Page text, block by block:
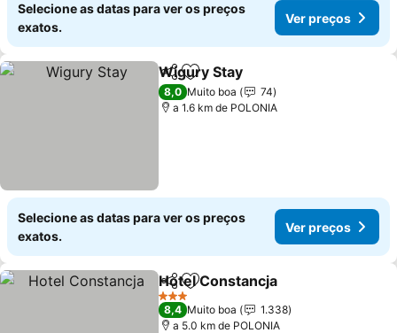
Selecione as datas para ver os preços
exatos.
Ver preços
PartilharAdicionar aos favoritos
Wigury Stay
8,0 Muito boa
74
a 1.6 km de POLONIA
Selecione as datas para ver os preços
exatos.
Ver preços
PartilharAdicionar aos favoritos
Hotel Constancja
3 Estrelas
8,4 Muito boa
1.338
a 5.0 km de POLONIA